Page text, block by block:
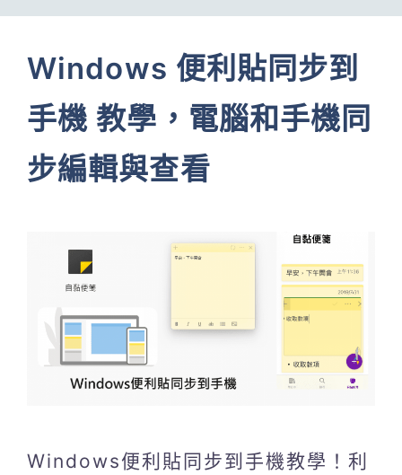
Windows 便利貼同步到
手機 教學，電腦和手機同
步編輯與查看
Windows便利貼同步到手機教學！利